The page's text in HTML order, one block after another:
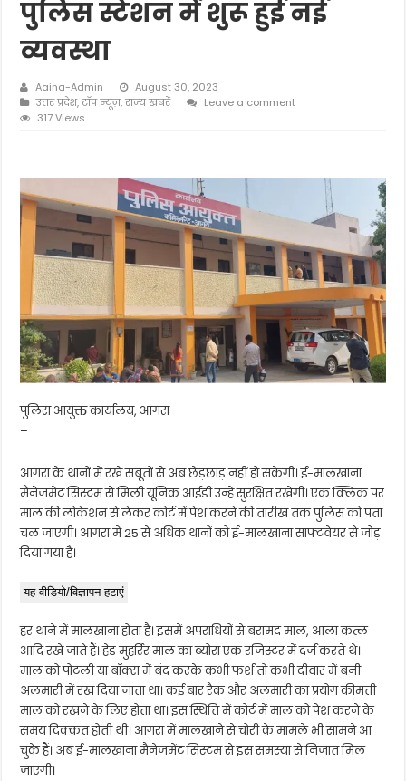
पुलिस स्टेशन में शुरू हुई नई
व्यवस्था
Aaina-Admin
August 30, 2023
उत्तर प्रदेश,टॉप न्यूज़,राज्य खबरें
Leave a comment
317 Views
पुलिस आयुक्त कार्यालय, आगरा
–
आगरा के थानों में रखे सबूतों से अब छेड़छाड़ नहीं हो सकेगी। ई-मालखाना
मैनेजमेंट सिस्टम से मिली यूनिक आईडी उन्हें सुरक्षित रखेगी। एक क्लिक पर
माल की लोकेशन से लेकर कोर्ट में पेश करने की तारीख तक पुलिस को पता
चल जाएगी। आगरा में 25 से अधिक थानों को ई-मालखाना साफ्टवेयर से जोड़
दिया गया है।
यह वीडियो/विज्ञापन हटाएं
हर थाने में मालखाना होता है। इसमें अपराधियों से बरामद माल, आला कत्ल
आदि रखे जाते हैं। हेड मुहर्रिर माल का ब्योरा एक रजिस्टर में दर्ज करते थे।
माल को पोटली या बॉक्स में बंद करके कभी फर्श तो कभी दीवार में बनी
अलमारी में रख दिया जाता था। कई बार रैक और अलमारी का प्रयोग कीमती
माल को रखने के लिए होता था। इस स्थिति में कोर्ट में माल को पेश करने के
समय दिक्कत होती थी। आगरा में मालखाने से चोरी के मामले भी सामने आ
चुके हैं। अब ई-मालखाना मैनेजमेंट सिस्टम से इस समस्या से निजात मिल
जाएगी।